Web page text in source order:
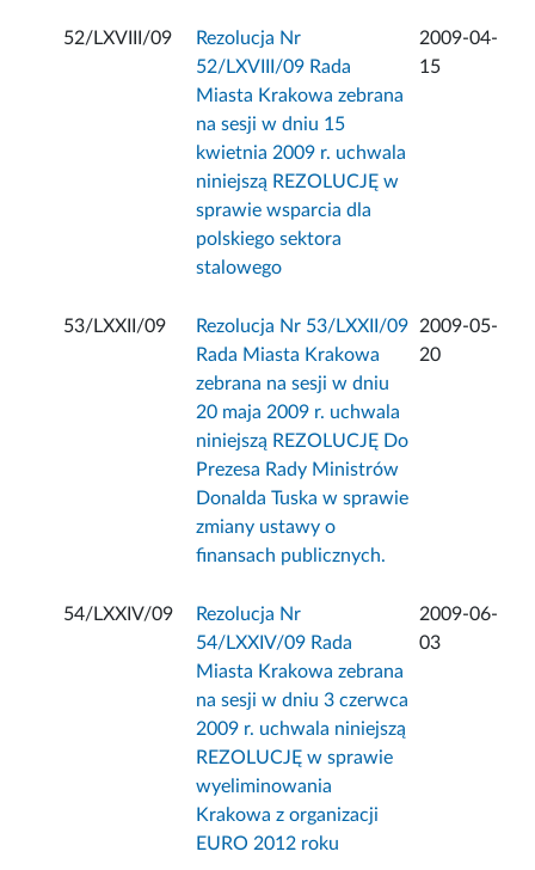
52/LXVIII/09
Rezolucja Nr
52/LXVIII/09 Rada
Miasta Krakowa zebrana
na sesji w dniu 15
kwietnia 2009 r. uchwala
niniejszą REZOLUCJĘ w
sprawie wsparcia dla
polskiego sektora
stalowego
2009-04-
15
53/LXXII/09
Rezolucja Nr 53/LXXII/09
Rada Miasta Krakowa
zebrana na sesji w dniu
20 maja 2009 r. uchwala
niniejszą REZOLUCJĘ Do
Prezesa Rady Ministrów
Donalda Tuska w sprawie
zmiany ustawy o
finansach publicznych.
2009-05-
20
54/LXXIV/09
Rezolucja Nr
54/LXXIV/09 Rada
Miasta Krakowa zebrana
na sesji w dniu 3 czerwca
2009 r. uchwala niniejszą
REZOLUCJĘ w sprawie
wyeliminowania
Krakowa z organizacji
EURO 2012 roku
2009-06-
03